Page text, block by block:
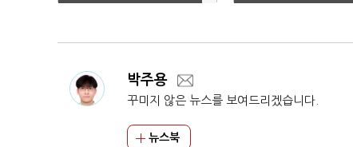
첫 간담회
선대위 회의
박주용
꾸미지 않은 뉴스를 보여드리겠습니다.
뉴스북